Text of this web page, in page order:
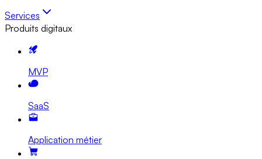
Services
Produits digitaux
MVP
SaaS
Application métier